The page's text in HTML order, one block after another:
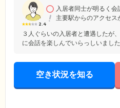
2.4
入居者同士が明るく
主要駅からのアクセス
３人ぐらいの入居者と遭遇したが
に会話を楽しんでいらっしいまし
空き状況を知る